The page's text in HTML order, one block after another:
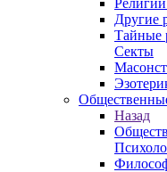
Другие
Тайные
Секты
Назад